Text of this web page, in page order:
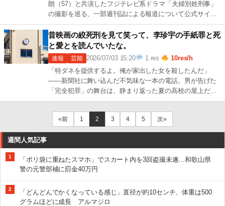
朗（57）と共演したフジテレビ系ドラマ「夫婦別姓刑事」
の撮影を巡る、一部週刊誌による報道について公式サイト
でコメントした。 橋本が所属す 続きを読む →
13 […]
昔映画の絞死刑を見て笑って、李珍宇の手紙罪と死
と愛とを読んでいたな。
速報 芸能 2026/07/03 15:20 1 res
10res/h
「特ダネを提供するよ。俺が家出した女を殺したんだ」
――新聞社に舞い込んだ不気味な一本の電話。男が告げた
「完全犯罪」の舞台は、静まり返った夏の高校の屋上だっ
た。 昭和33年、高度経済成長へと向かう 続きを読む →
1 […]
«前 1 2 3 4 5 次»
週間人気記事
1
「ポリ袋に重ねたスマホ」でスカート内を3回盗撮未遂…和歌山県
警の元警部補に罰金40万円
2
「どんどんでかくなっている感じ」直径が約10センチ、体重は500
グラムほどに成長 アルマジロ